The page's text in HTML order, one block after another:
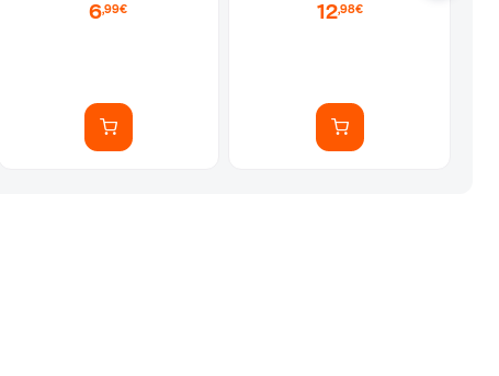
6,99€ 12,98€